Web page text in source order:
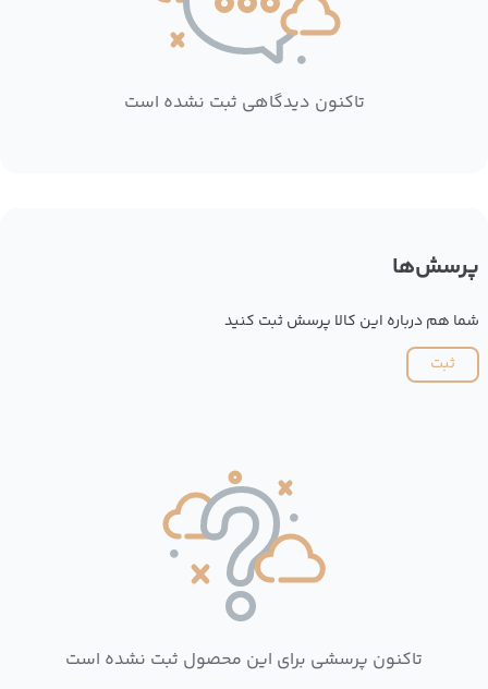
تاکنون دیدگاهی ثبت نشده است
پرسش‌ها
شما هم درباره این کالا پرسش ثبت کنید
ثبت
تاکنون پرسشی برای این محصول ثبت نشده است